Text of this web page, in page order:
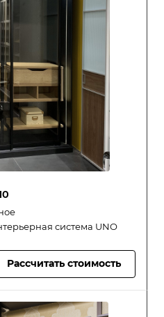
система UNO
Рассчитать стоимость